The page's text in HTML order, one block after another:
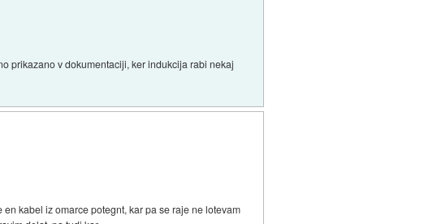
prikazano v dokumentaciji, ker indukcija rabi nekaj
kabel iz omarce potegnt, kar pa se raje ne lotevam